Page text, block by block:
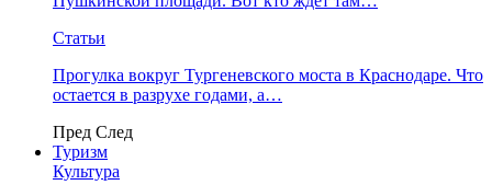
Статьи
Прогулка вокруг Тургеневского моста в Краснодаре. Что
остается в разрухе годами, а…
Пред След
Туризм
Культура